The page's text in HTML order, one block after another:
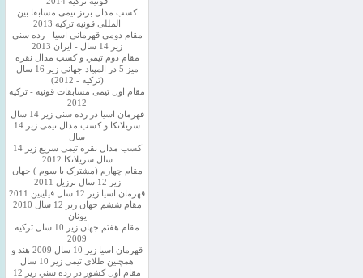
کسب مدال برنز تیمی مسابقا بین
المللی قونیه ترکیه 2013
مقام دومی قهرمانی اسیا - رده سنی
زیر 14 سال - ایران 2013
مقام دوم تيمي و كسب مدال نقره
ميز 5 در المپياد جهاني زير 16 سال
(تركيه - 2012)
مقام اول تیمی مسابقات قونیه - ترکیه
2012
قهرمان اسیا در رده سنی زیر 14 سال
سريلانكا و کسب مدال تیمی زیر 14
سال
کسب مدال نقره تیمی سریع زیر 14
سال سریلانکا 2012
مقام چهارم (مشترک با سوم ) جهان
زیر 12 سال برزیل 2011
قهرمان اسيا زير 12 سال فیلیپین 2011
مقام ششم جهان زیر 12 سال 2010
یونان
مقام هفتم جهان زیر 10 سال ترکیه
2009
قهرمان اسيا زیر 10 سال 2009 هند و
همچنین طلای تیمی زیر 10 سال
مقام اول كشور در رده سني زير 12